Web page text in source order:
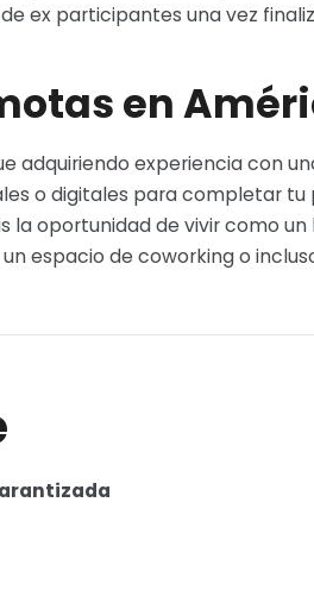
ex participantes una vez
en
adquiriendo experiencia con
o digitales para completar
la oportunidad de vivir como
espacio de coworking o